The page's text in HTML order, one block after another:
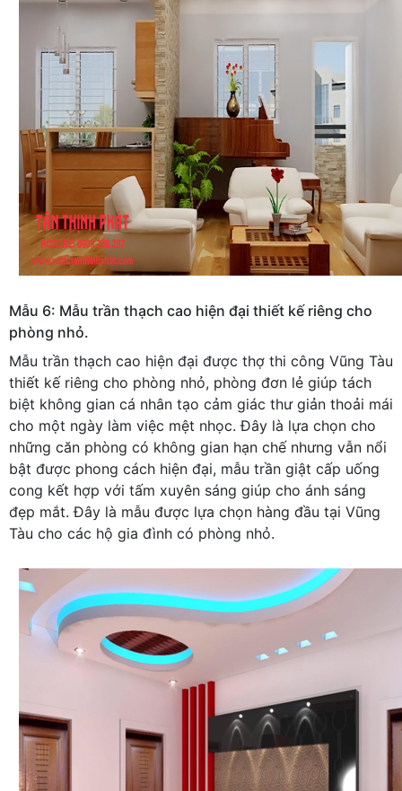
Mẫu 6: Mẫu trần thạch cao hiện đại thiết kế riêng cho
phòng nhỏ.
Mẫu trần thạch cao hiện đại được thợ thi công Vũng Tàu
thiết kế riêng cho phòng nhỏ, phòng đơn lẻ giúp tách
biệt không gian cá nhân tạo cảm giác thư giản thoải mái
cho một ngày làm việc mệt nhọc. Đây là lựa chọn cho
những căn phòng có không gian hạn chế nhưng vẫn nổi
bật được phong cách hiện đại, mẫu trần giật cấp uống
cong kết hợp với tấm xuyên sáng giúp cho ánh sáng
đẹp mắt. Đây là mẫu được lựa chọn hàng đầu tại Vũng
Tàu cho các hộ gia đình có phòng nhỏ.